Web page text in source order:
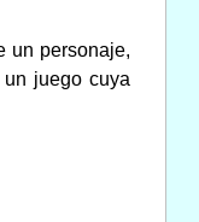
un personaje,
juego cuya